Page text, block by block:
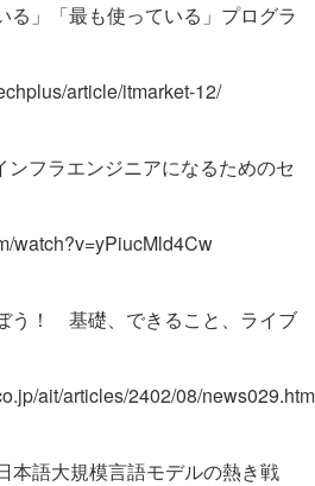
る」「最も使っている」プログラ
article/itmarket-12/
フラエンジニアになるためのセ
watch?v=yPiucMld4Cw
う！ 基礎、できること、ライブ
ait/articles/2402/08/
本語大規模言語モデルの熱き戦